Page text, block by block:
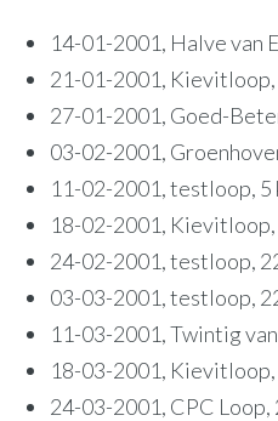
14-01-2001, Halve van
21-01-2001, Kievitloop,
27-01-2001, Goed-
03-02-2001,
11-02-2001, testloop, 5
18-02-2001, Kievitloop,
24-02-2001, testloop,
03-03-2001, testloop,
11-03-2001, Twintig
18-03-2001, Kievitloop,
24-03-2001, CPC Loop,